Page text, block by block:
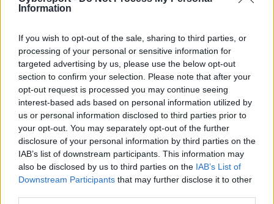
Information
If you wish to opt-out of the sale, sharing to third parties, or
processing of your personal or sensitive information for
targeted advertising by us, please use the below opt-out
section to confirm your selection. Please note that after your
opt-out request is processed you may continue seeing
interest-based ads based on personal information utilized by
us or personal information disclosed to third parties prior to
your opt-out. You may separately opt-out of the further
disclosure of your personal information by third parties on the
IAB’s list of downstream participants. This information may
also be disclosed by us to third parties on the IAB’s List of
Downstream Participants that may further disclose it to other
aż do półfinału, nie podołał Samsung Galaxy – jak czas
Worlds 2018
Worlds 2018 to turniej, w którym zabłysnęły dwa
regiony – Europa oraz Ameryka. Te mistrzostwa
również wspominam jako pełne niespodzianek. I to nie
byle jakich! Wydawało się wtedy, że azjatycka potęga
esportowa na naszych oczach zalicza upadek.
Europejskie i amerykańskie formacje jedna po drugiej
w ćwierćfinałach pokonywały takie zespoły, jak Afreeca
Freecs, EDward Gaming czy Royal Never Give Up. Ale
ale, chwila, zapędzam się odrobinę. Wróćmy do